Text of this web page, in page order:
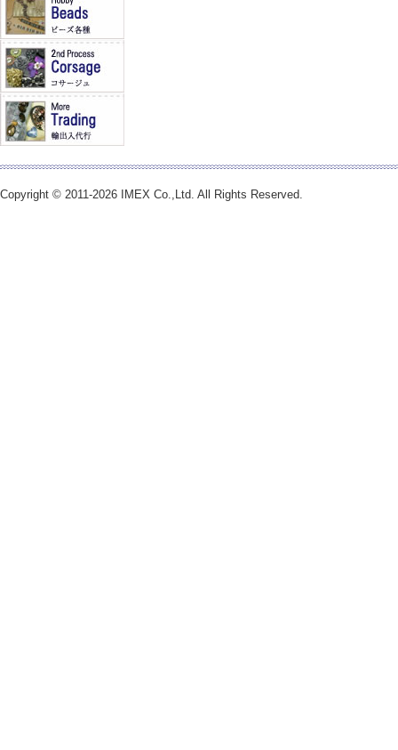
Copyright © 2011-2026 IMEX Co.,Ltd. All Rights Reserved.